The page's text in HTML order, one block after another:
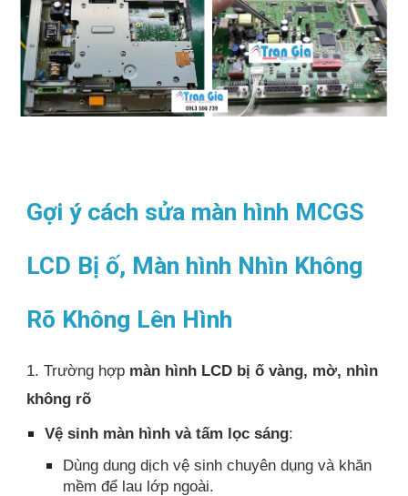
Gợi ý cách sửa màn hình MCGS
LCD Bị ố, Màn hình Nhìn Không
Rõ Không Lên Hình
1. Trường hợp màn hình LCD bị ố vàng, mờ, nhìn
không rõ
Vệ sinh màn hình và tấm lọc sáng:
Dùng dung dịch vệ sinh chuyên dụng và khăn
mềm để lau lớp ngoài.